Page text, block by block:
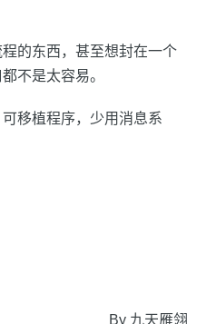
的东西，甚至想封在一个
不是太容易。
移植程序，少用消息系
By 九天雁翎